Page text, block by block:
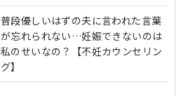
普段優しいはずの夫に言われた言葉
が忘れられない…妊娠できないのは
私のせいなの？【不妊カウンセリン
グ】